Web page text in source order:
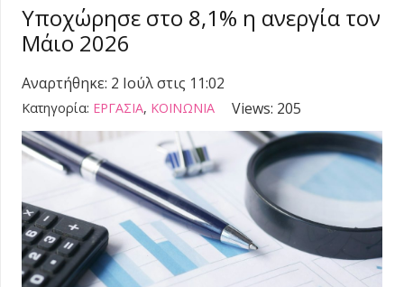
Υποχώρησε στο 8,1% η ανεργία τον
Μάιο 2026
Αναρτήθηκε: 2 Ιούλ στις 11:02
Κατηγορία: ΕΡΓΑΣΙΑ, ΚΟΙΝΩΝΙΑ Views: 205